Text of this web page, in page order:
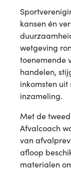
kansen én
wetgeving
toenemende
handelen,
inkomsten
inzameling.
Met de
Afvalcoach
van
afloop
materialen